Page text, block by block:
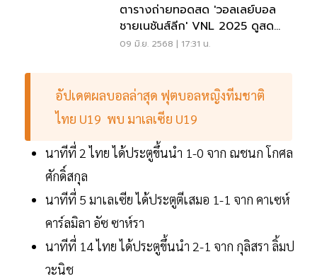
ตารางถ่ายทอดสด 'วอลเลย์บอล
ชายเนชันส์ลีก' VNL 2025 ดูสด
ทาง VBTV
09 มิ.ย. 2568 | 17:31 น.
อัปเดตผลบอลล่าสุด ฟุตบอลหญิงทีมชาติ
ไทย U19 พบ มาเลเซีย U19
นาทีที่ 2 ไทย ได้ประตูขึ้นนำ 1-0 จาก ณชนก โกศล
ศักดิ์สกุล
นาทีที่ 5 มาเลเซีย ได้ประตูตีเสมอ 1-1 จาก คาเซห์
คาร์ลมิลา อัซ ซาห์รา
นาทีที่ 14 ไทย ได้ประตูขึ้นนำ 2-1 จาก กุลิสรา ลิ้มป
วะนิช